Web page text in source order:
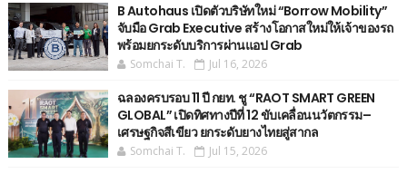
B Autohaus เปิดตัวบริษัทใหม่ “Borrow Mobility”
จับมือ Grab Executive สร้างโอกาสใหม่ให้เจ้าของรถ
พร้อมยกระดับบริการผ่านแอป Grab
Somchai T. Jul 16, 2026
ฉลองครบรอบ 11 ปี กยท. ชู “RAOT SMART GREEN
GLOBAL” เปิดทิศทางปีที่ 12 ขับเคลื่อนนวัตกรรม–
เศรษฐกิจสีเขียว ยกระดับยางไทยสู่สากล
Somchai T. Jul 15, 2026